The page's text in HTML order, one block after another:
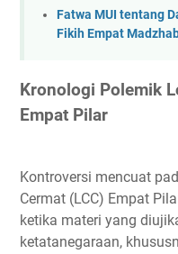
Fatwa MUI tentang
Fikih Empat
Kronologi Polemik
Empat Pilar
Kontroversi mencuat
Cermat (LCC) Empat
ketika materi yang
ketatanegaraan,